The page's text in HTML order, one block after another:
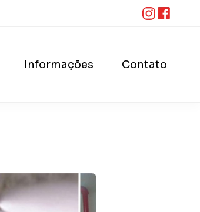
Informações Contato